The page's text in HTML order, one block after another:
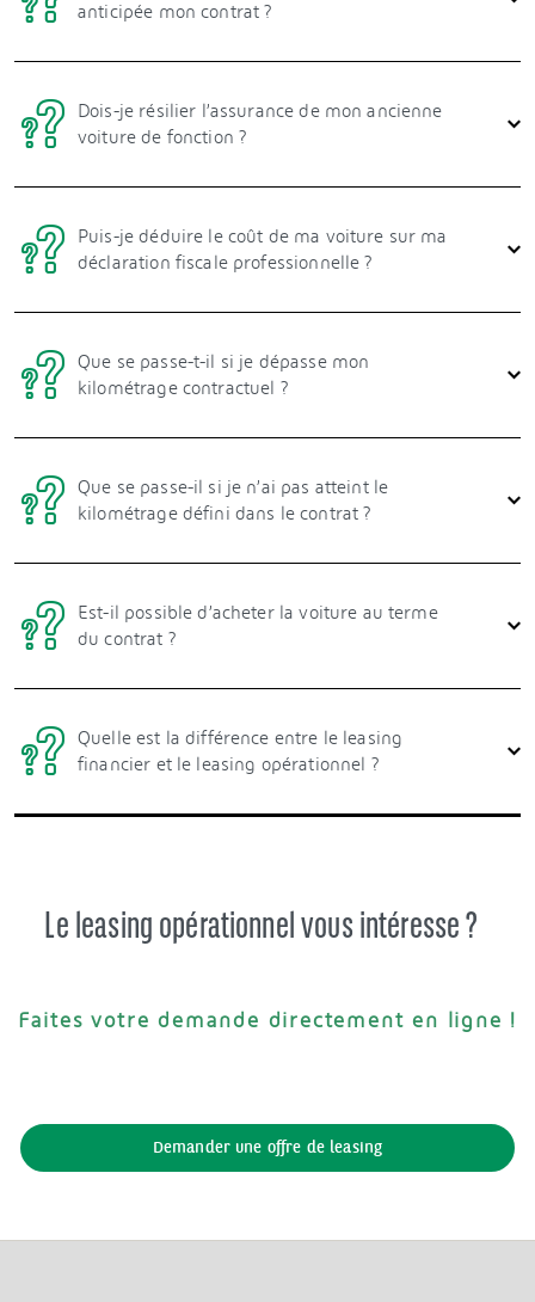
anticipée mon contrat ?
Dois-je résilier l’assurance de mon ancienne
voiture de fonction ?
Puis-je déduire le coût de ma voiture sur ma
déclaration fiscale professionnelle ?
Que se passe-t-il si je dépasse mon
kilométrage contractuel ?
Que se passe-il si je n’ai pas atteint le
kilométrage défini dans le contrat ?
Est-il possible d’acheter la voiture au terme
du contrat ?
Quelle est la différence entre le leasing
financier et le leasing opérationnel ?
Le leasing opérationnel vous intéresse ?
Faites votre demande directement en ligne !
Demander une offre de leasing